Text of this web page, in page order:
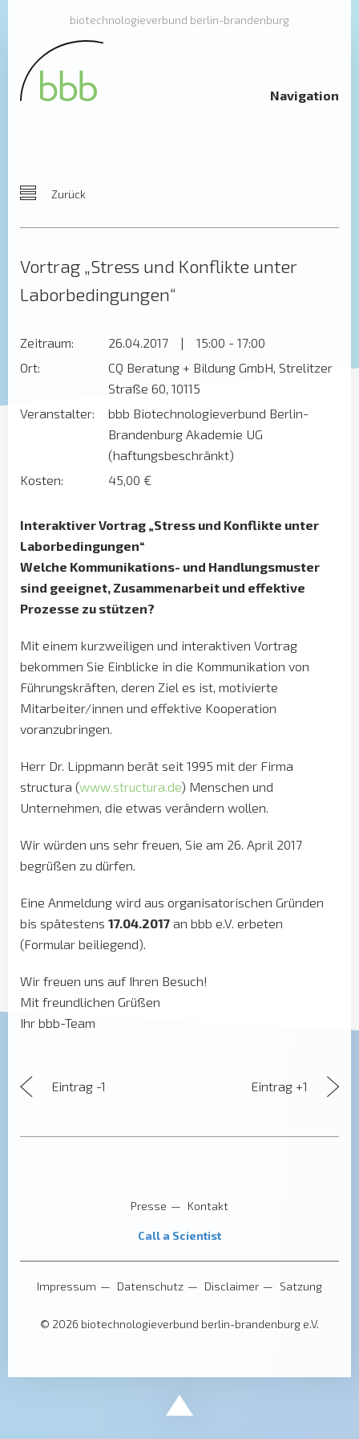
biotechnologieverbund berlin-brandenburg
Navigation
Zurück
Vortrag „Stress und Konflikte unter
Laborbedingungen“
Zeitraum: 26.04.2017 |
15:00 - 17:00
Ort:
CQ Beratung + Bildung GmbH, Strelitzer
Straße 60, 10115
Veranstalter:
bbb Biotechnologieverbund Berlin-
Brandenburg Akademie UG
(haftungsbeschränkt)
Kosten:
45,00 €
Interaktiver Vortrag „Stress und Konflikte unter
Laborbedingungen“
Welche Kommunikations- und Handlungsmuster
sind geeignet, Zusammenarbeit und effektive
Prozesse zu stützen?
Mit einem kurzweiligen und interaktiven Vortrag
bekommen Sie Einblicke in die Kommunikation von
Führungskräften, deren Ziel es ist, motivierte
Mitarbeiter/innen und effektive Kooperation
voranzubringen.
Herr Dr. Lippmann berät seit 1995 mit der Firma
structura (www.structura.de) Menschen und
Unternehmen, die etwas verändern wollen.
Wir würden uns sehr freuen, Sie am 26. April 2017
begrüßen zu dürfen.
Eine Anmeldung wird aus organisatorischen Gründen
bis spätestens 17.04.2017 an bbb e.V. erbeten
(Formular beiliegend).
Wir freuen uns auf Ihren Besuch!
Mit freundlichen Grüßen
Ihr bbb-Team
Eintrag +1
Eintrag -1
Presse Kontakt
Call a Scientist
Impressum Datenschutz Disclaimer Satzung
© 2026 biotechnologieverbund berlin-brandenburg e.V.